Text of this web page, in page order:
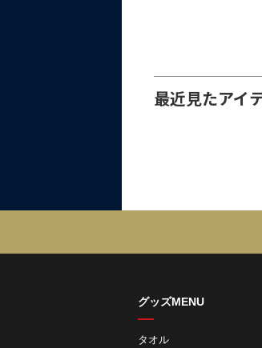
最近見たアイ
グッズMENU
タオル